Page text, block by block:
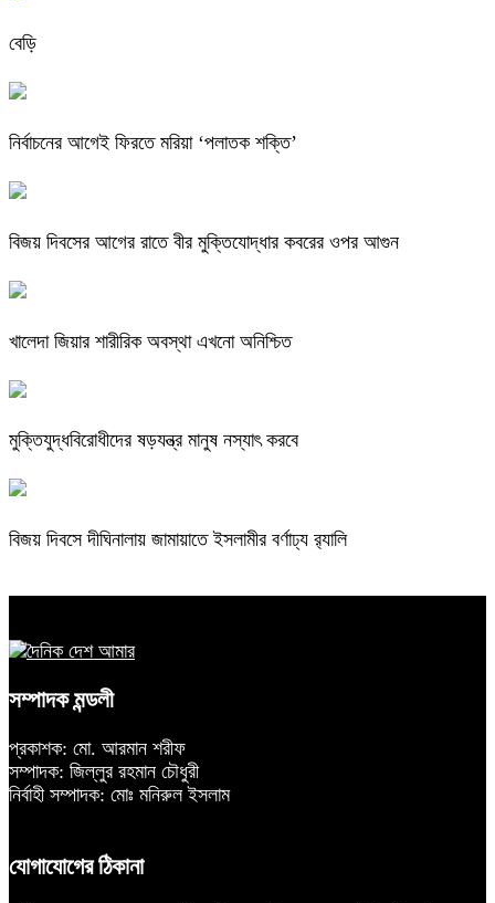
বেড়ি
নির্বাচনের আগেই ফিরতে মরিয়া ‘পলাতক শক্তি’
বিজয় দিবসের আগের রাতে বীর মুক্তিযোদ্ধার কবরের ওপর আগুন
খালেদা জিয়ার শারীরিক অবস্থা এখনো অনিশ্চিত
মুক্তিযুদ্ধবিরোধীদের ষড়যন্ত্র মানুষ নস্যাৎ করবে
বিজয় দিবসে দীঘিনালায় জামায়াতে ইসলামীর বর্ণাঢ্য র‍্যালি
সম্পাদক মন্ডলী
প্রকাশক: মো. আরমান শরীফ
সম্পাদক: জিল্লুর রহমান চৌধুরী
নির্বাহী সম্পাদক: মোঃ মনিরুল ইসলাম
যোগাযোগের ঠিকানা